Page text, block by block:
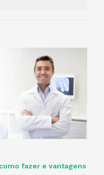
fazer e vantagens